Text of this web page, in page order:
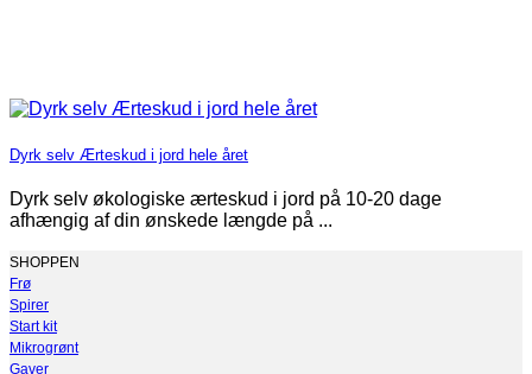
Dyrk selv Ærteskud i jord hele året
Dyrk selv økologiske ærteskud i jord på 10-20 dage
afhængig af din ønskede længde på ...
SHOPPEN
Frø
Spirer
Start kit
Mikrogrønt
Gaver